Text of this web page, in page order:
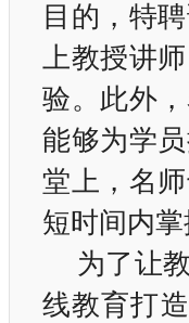
目的，特
上教授讲
验。此外
能够为学
堂上，名
短时间内掌
为了让
线教育打